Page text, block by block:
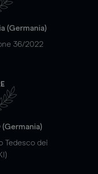
(Germania)
36/2022
Tedesco dei